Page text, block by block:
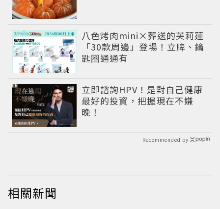
八色烤肉mini×葬送的芙莉蓮
「30款周邊」登場！立牌、鑰
匙圈通通有
立即諮詢HPV！是對自己健康
最好的投資，把握現在不嫌
晚！
PR
Recommended by
相關新聞